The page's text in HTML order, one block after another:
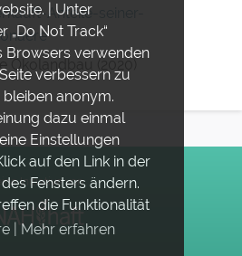
| Unter
„Do Not Track“
Browsers verwenden
verbessern zu
bleiben anonym.
dazu einmal
Einstellungen
auf den Link in der
Fensters ändern.
die Funktionalität
| Mehr erfahren
Anteile-seiner-
Ökolandbau (2020)
Initiative von